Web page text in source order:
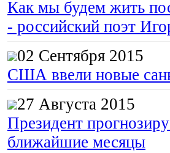
Как мы будем жить
- российский поэт
02 Сентября 2015
США ввели новые
27 Августа 2015
Президент
ближайшие месяцы